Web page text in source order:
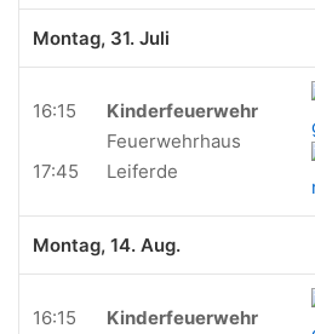
Montag, 31. Juli
16:15
17:45
Kinderfeuerwehr
Feuerwehrhaus
Leiferde
Montag, 14. Aug.
16:15
Kinderfeuerwehr